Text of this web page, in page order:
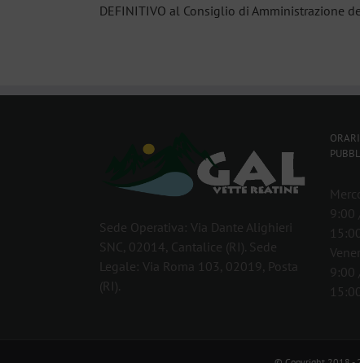
DEFINITIVO al Consiglio di Amministrazione
Sede Operativa: Via Dante Alighieri
SNC, 02014, Cantalice (RI). Sede
Legale: Via Roma 103, 02019, Posta
(RI).
9:00
9:00